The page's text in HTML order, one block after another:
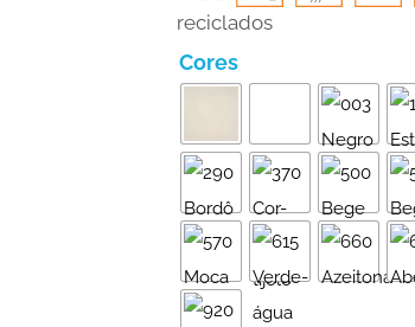
Cores